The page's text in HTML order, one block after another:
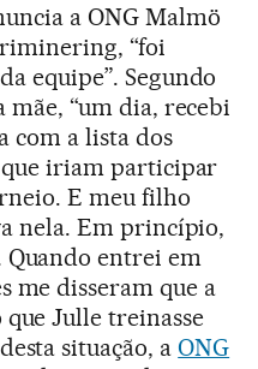
a ONG Malmö
“foi
equipe”. Segundo
mãe, “um dia, recebi
com a lista dos
iriam participar
E meu filho
nela. Em princípio,
Quando entrei em
me disseram que a
Julle treinasse
situação, a ONG